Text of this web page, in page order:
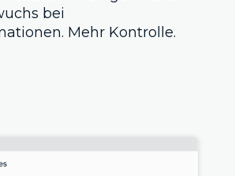
bei
Mehr Kontrolle.